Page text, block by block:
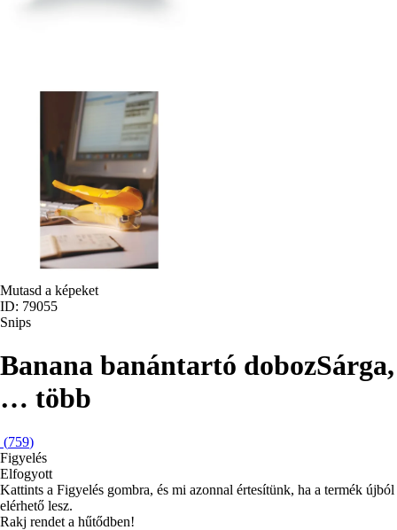
Mutasd a képeket
ID: 79055
Snips
Banana banántartó dobozSárga,
… több
(759)
Figyelés
Elfogyott
Kattints a Figyelés gombra, és mi azonnal értesítünk, ha a termék újból
elérhető lesz.
Rakj rendet a hűtődben!